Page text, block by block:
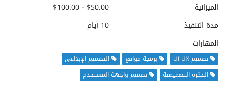
الميزانية
$50.00 - $100.00
مدة التنفيذ
10 أيام
المهارات
تصميم UI UX برمجة مواقع
التصميم الإبداعي
الفكرة التصميمية
تصميم واجهة المستخدم